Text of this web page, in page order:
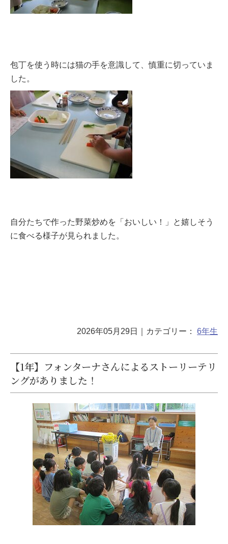
包丁を使う時には猫の手を意識して、慎重に切っていま
した。
自分たちで作った野菜炒めを「おいしい！」と嬉しそう
に食べる様子が見られました。
2026年05月29日 ｜カテゴリー： 6年生
【1年】フォンターナさんによるストーリーテリ
ングがありました！